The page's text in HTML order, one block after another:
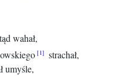
wahał,
strachał,
umyśle,